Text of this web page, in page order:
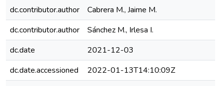
dc.contributor.author
Cabrera M., Jaime M.
dc.contributor.author
Sánchez M., Irlesa I.
dc.date
2021-12-03
dc.date.accessioned
2022-01-13T14:10:09Z